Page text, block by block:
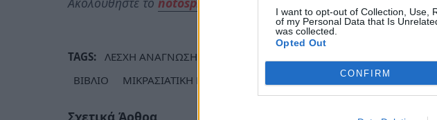
I want to opt-out of Collection, Use,
of my Personal Data that Is
was collected.
Opted Out
CONFIRM
TAGS: ΛΕΣΧΗ ΑΝΑΓΝΩΣΗΣ ΓΕΡΑΚΙΟΥ
ΒΙΒΛΙΟ
ΜΙΚΡΑΣΙΑΤΙΚΗ ΚΑΤΑΣΤΡΟΦΗ
Σχετικά Άρθρα